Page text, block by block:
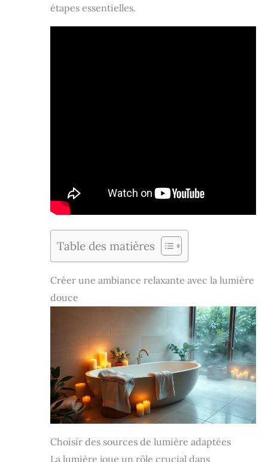
étapes essentielles.
Table des matières
Créer une ambiance relaxante avec la lumière
douce
Choisir des sources de lumière adaptées
La lumière joue un rôle crucial dans